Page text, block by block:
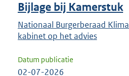
Bijlage bij Kamerstuk
Nationaal Burgerberaad
kabinet op het advies
Datum publicatie
02-07-2026